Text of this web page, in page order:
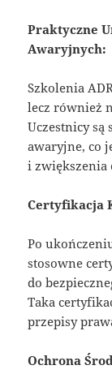
Praktyczne
Awaryjnych:
Szkolenia
lecz również
Uczestnicy
awaryjne, co
i zwiększenia
Certyfikacja
Po
stosowne
do
Taka
przepisy
Ochrona